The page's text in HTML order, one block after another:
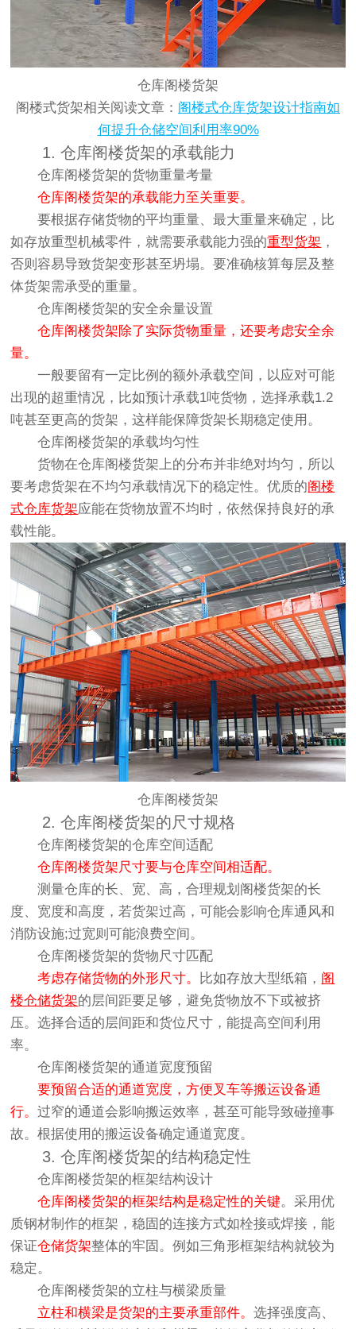
仓库阁楼货架
阁楼式货架相关阅读文章： 阁楼式仓库货架设计指南如
何提升仓储空间利用率90%
1. 仓库阁楼货架的承载能力
仓库阁楼货架的货物重量考量
仓库阁楼货架的承载能力至关重要。
要根据存储货物的平均重量、最大重量来确定，比
如存放重型机械零件，就需要承载能力强的重型货架 ，
否则容易导致货架变形甚至坍塌。要准确核算每层及整
体货架需承受的重量。
仓库阁楼货架的安全余量设置
仓库阁楼货架除了实际货物重量，还要考虑安全余
量。
一般要留有一定比例的额外承载空间，以应对可能
出现的超重情况，比如预计承载1吨货物，选择承载1.2
吨甚至更高的货架，这样能保障货架长期稳定使用。
仓库阁楼货架的承载均匀性
货物在仓库阁楼货架上的分布并非绝对均匀，所以
要考虑货架在不均匀承载情况下的稳定性。优质的阁楼
式仓库货架应能在货物放置不均时，依然保持良好的承
载性能。
仓库阁楼货架
2. 仓库阁楼货架的尺寸规格
仓库阁楼货架的仓库空间适配
仓库阁楼货架尺寸要与仓库空间相适配。
测量仓库的长、宽、高，合理规划阁楼货架的长
度、宽度和高度，若货架过高，可能会影响仓库通风和
消防设施;过宽则可能浪费空间。
仓库阁楼货架的货物尺寸匹配
考虑存储货物的外形尺寸。
比如存放大型纸箱， 阁
楼仓储货架的层间距要足够，避免货物放不下或被挤
压。选择合适的层间距和货位尺寸，能提高空间利用
率。
仓库阁楼货架的通道宽度预留
要预留合适的通道宽度，方便叉车等搬运设备通
行。过窄的通道会影响搬运效率，甚至可能导致碰撞事
故。根据使用的搬运设备确定通道宽度。
3. 仓库阁楼货架的结构稳定性
仓库阁楼货架的框架结构设计
仓库阁楼货架的框架结构是稳定性的关键。采用优
质钢材制作的框架，稳固的连接方式如栓接或焊接，能
保证仓储货架整体的牢固。例如三角形框架结构就较为
稳定。
仓库阁楼货架的立柱与横梁质量
立柱和横梁是货架的主要承重部件。选择强度高、